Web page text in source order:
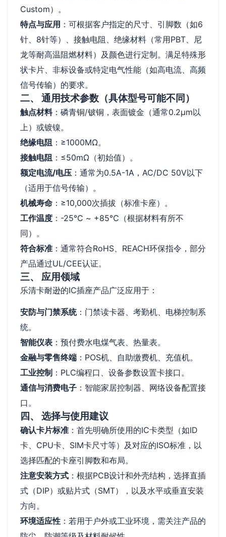
Custom）。
特点与应用 ：可根据客户指定的尺寸、引脚数（如6
针、8针等）、接触电阻、绝缘材料（常用PBT、尼
龙等耐高温阻燃材料）及颜色进行定制。满足特殊形
状卡片、非标设备或特定电气性能（如高电流、高频
信号传输）的要求。
二、 通用技术参数（具体型号可能不同）
触点材料：磷青铜/铍铜，表面镀金（通常0.2μm以
上）或镀镍。
绝缘电阻 ：≥1000MΩ。
接触电阻 ：≤50mΩ（初始值）。
额定电流/电压 ：通常为0.5A-1A，AC/DC 50V以下
（适用于信号传输）。
机械寿命 ：≥10,000次插拔（标准卡座）。
工作温度 ：-25℃ ~ +85℃（根据材料有所不
同）。
符合标准 ：通常符合RoHS、REACH环保指令，部分
产品通过UL/CEE认证。
三、 应用领域
乐清卡耐逊的IC插座产品广泛应用于：
安防与门禁系统：门禁读卡器、考勤机、电梯控制系
统。
智能仪表 ：预付费水电煤气表、热量表。
金融与零售终端 ：POS机、自助缴费机、充值机。
工业控制 ：PLC编程口、设备参数设置卡接口。
通信与消费电子 ：智能家居控制器、网络设备配置接
口。
四、 选择与使用建议
确认卡片标准 ：首先明确所使用的IC卡类型（如ID
卡、CPU卡、SIM卡尺寸等）及对应的ISO标准，以
选择匹配的卡座引脚数和布局。
注意安装方式 ：根据PCB设计和外壳结构，选择直插
式（DIP）或贴片式（SMT），以及水平或垂直安装
方向。
环境适应性 ：若用于户外或工业环境，需关注产品的